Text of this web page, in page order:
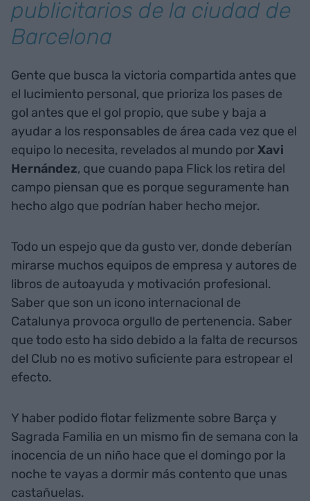
publicitarios de la ciudad de
Barcelona
Gente que busca la victoria compartida antes que
el lucimiento personal, que prioriza los pases de
gol antes que el gol propio, que sube y baja a
ayudar a los responsables de área cada vez que el
equipo lo necesita, revelados al mundo porXavi
Hernández, que cuando papa Flick los retira del
campo piensan que es porque seguramente han
hecho algo que podrían haber hecho mejor.
Todo un espejo que da gusto ver, donde deberían
mirarse muchos equipos de empresa y autores de
libros de autoayuda y motivación profesional.
Saber que son un icono internacional de
Catalunya provoca orgullo de pertenencia. Saber
que todo esto ha sido debido a la falta de recursos
del Club no es motivo suficiente para estropear el
efecto.
Y haber podido flotar felizmente sobre Barça y
Sagrada Familia en un mismo fin de semana con la
inocencia de un niño hace que el domingo por la
noche te vayas a dormir más contento que unas
castañuelas.